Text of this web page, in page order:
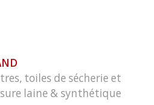
toiles de sécherie et
laine & synthétique